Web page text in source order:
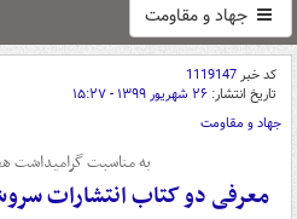
جهاد و مقاومت
کد خبر1119147
تاریخ انتشار: ۲۶ شهریور ۱۳۹۹ - ۱۵:۲۷
جهاد و مقاومت
به مناسبت گرامیداشت
معرفی دو کتاب انتشارات